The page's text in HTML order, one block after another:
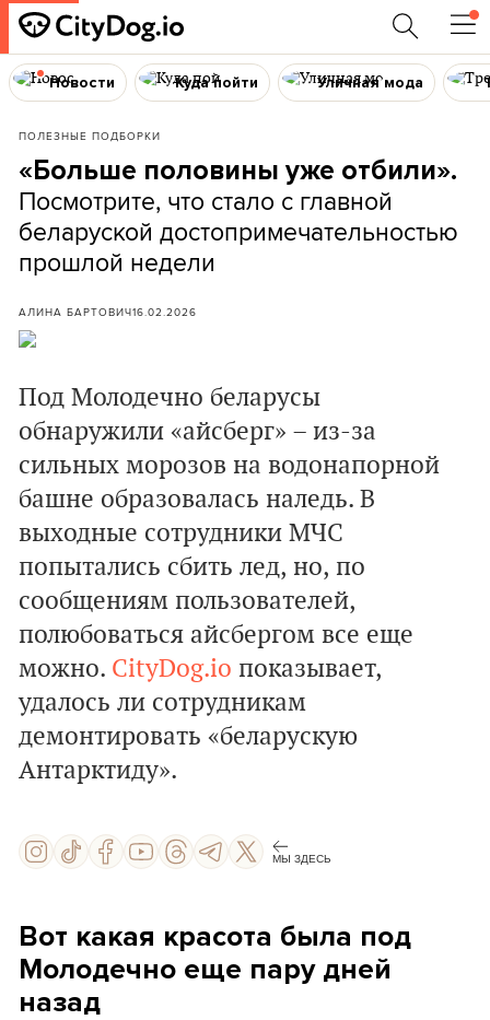
Новости Куда пойти Уличная мода
ПОЛЕЗНЫЕ ПОДБОРКИ
«Больше половины уже отбили».
Посмотрите, что стало с главной
беларуской достопримечательностью
прошлой недели
АЛИНА БАРТОВИЧ16.02.2026
Под Молодечно беларусы
обнаружили «айсберг» – из-за
сильных морозов на водонапорной
башне образовалась наледь. В
выходные сотрудники МЧС
попытались сбить лед, но, по
сообщениям пользователей,
полюбоваться айсбергом все еще
можно. CityDog.io показывает,
удалось ли сотрудникам
демонтировать «беларускую
Антарктиду».
МЫ ЗДЕСЬ
Вот какая красота была под
Молодечно еще пару дней
назад